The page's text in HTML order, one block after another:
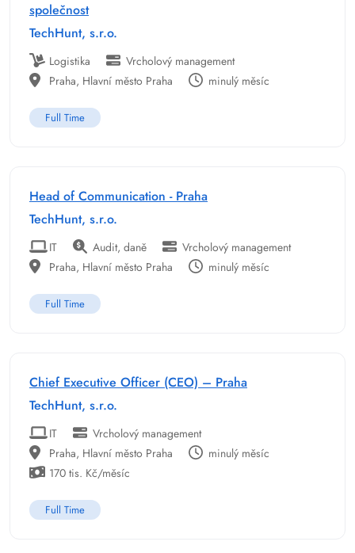
společnost
TechHunt, s.r.o.
Logistika
Vrcholový management
Praha, Hlavní město Praha
minulý měsíc
Full Time
Head of Communication - Praha
TechHunt, s.r.o.
IT Audit, daně
Vrcholový management
Praha, Hlavní město Praha
minulý měsíc
Full Time
Chief Executive Officer (CEO) – Praha
TechHunt, s.r.o.
IT
Vrcholový management
Praha, Hlavní město Praha
minulý měsíc
170 tis. Kč/měsíc
Full Time